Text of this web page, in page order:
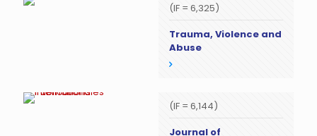
(IF = 6,325)
Trauma, Violence and
Abuse
(IF = 6,144)
Journal of